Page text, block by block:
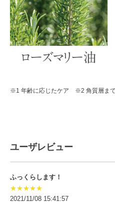
※1 年齢に応じたケア ※2 角質層ま
ユーザレビュー
ふっくらします！
★★★★★
2021/11/08 15:41:57